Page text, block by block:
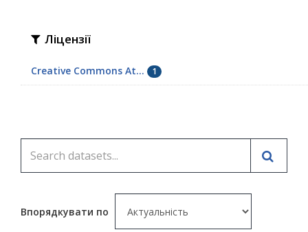
Ліцензії
Creative Commons At... 1
Впорядкувати по